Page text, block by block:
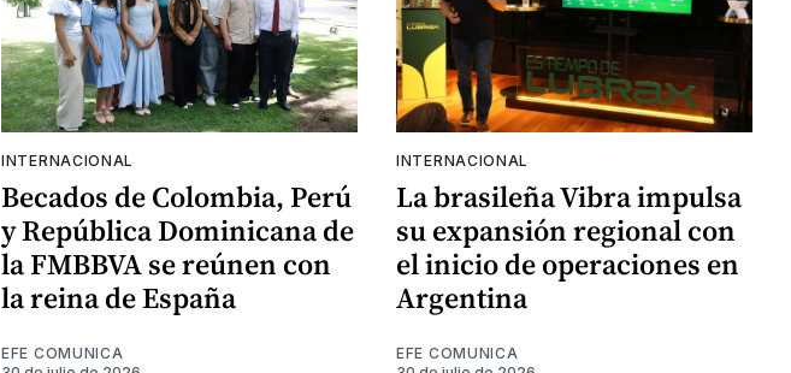
INTERNACIONAL
Becados de Colombia, Perú
y República Dominicana de
la FMBBVA se reúnen con
la reina de España
EFE COMUNICA
INTERNACIONAL
La brasileña Vibra impulsa
su expansión regional con
el inicio de operaciones en
Argentina
EFE COMUNICA